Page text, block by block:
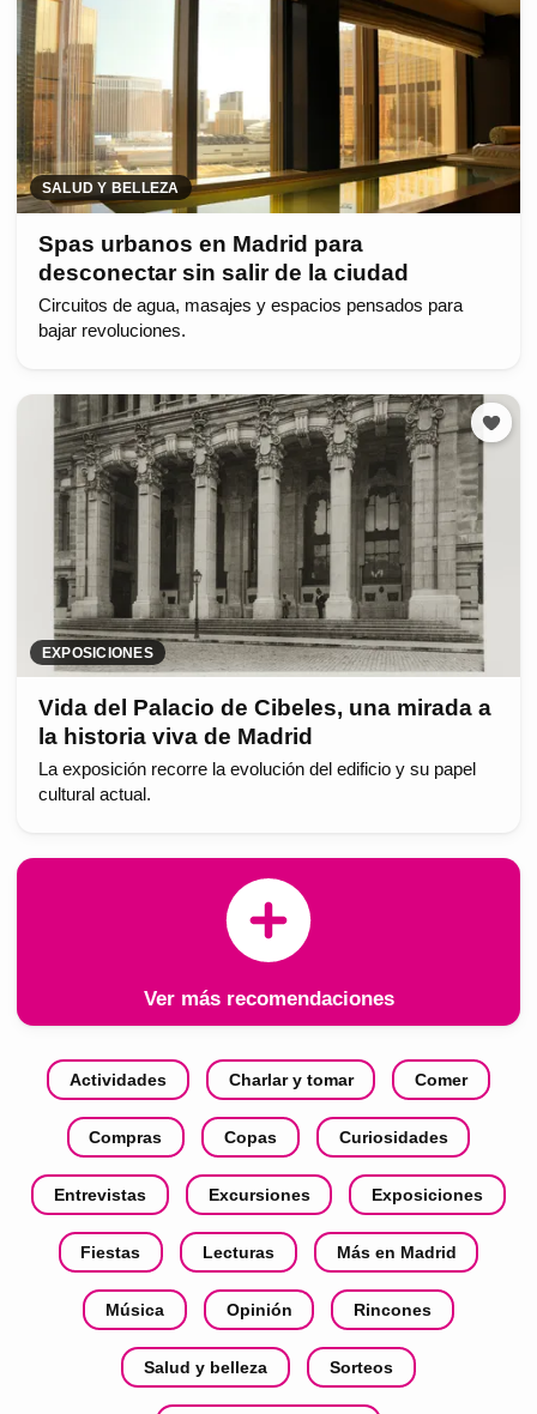
SALUD Y BELLEZA
Spas urbanos en Madrid para
desconectar sin salir de la ciudad
Circuitos de agua, masajes y espacios pensados para
bajar revoluciones.
EXPOSICIONES
Vida del Palacio de Cibeles, una mirada a
la historia viva de Madrid
La exposición recorre la evolución del edificio y su papel
cultural actual.
Ver más recomendaciones
Actividades Charlar y tomar Comer
Compras Copas Curiosidades
Entrevistas Excursiones Exposiciones
Fiestas Lecturas Más en Madrid
Música Opinión Rincones
Salud y belleza Sorteos